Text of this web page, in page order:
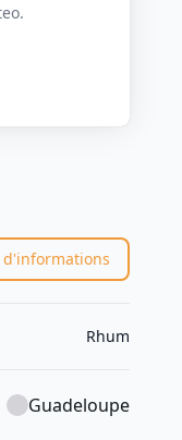
d'informations
Rhum
Guadeloupe